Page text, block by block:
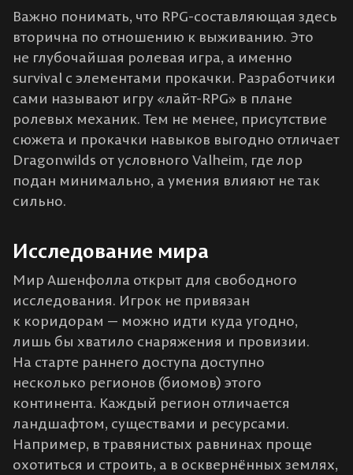
Важно понимать, что RPG-составляющая здесь
вторична по отношению к выживанию. Это
не глубочайшая ролевая игра, а именно
survival с элементами прокачки. Разработчики
сами называют игру «лайт-RPG» в плане
ролевых механик​. Тем не менее, присутствие
сюжета и прокачки навыков выгодно отличает
Dragonwilds от условного Valheim, где лор
подан минимально, а умения влияют не так
сильно.
Исследование мира
Мир Ашенфолла открыт для свободного
исследования. Игрок не привязан
к коридорам — можно идти куда угодно,
лишь бы хватило снаряжения и провизии.
На старте раннего доступа доступно
несколько регионов (биомов) этого
континента​. Каждый регион отличается
ландшафтом, существами и ресурсами.
Например, в травянистых равнинах проще
охотиться и строить, а в осквернённых землях,